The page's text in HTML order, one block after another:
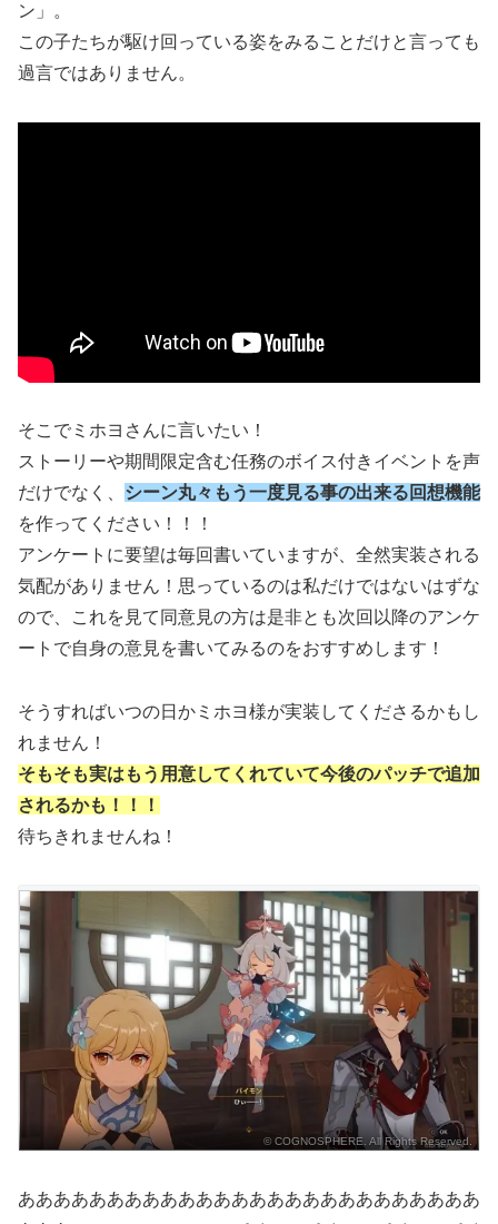
ン」。
この子たちが駆け回っている姿をみることだけと言っても
過言ではありません。
そこでミホヨさんに言いたい！
ストーリーや期間限定含む任務のボイス付きイベントを声
だけでなく、 シーン丸々もう一度見る事の出来る回想機能
を作ってください！！！
アンケートに要望は毎回書いていますが、全然実装される
気配がありません！思っているのは私だけではないはずな
ので、これを見て同意見の方は是非とも次回以降のアンケ
ートで自身の意見を書いてみるのをおすすめします！
そうすればいつの日かミホヨ様が実装してくださるかもし
れません！
そもそも実はもう用意してくれていて今後のパッチで追加
されるかも！！！
待ちきれませんね！
© COGNOSPHERE. All Rights Reserved.
ああああああああああああああああああああああああああ